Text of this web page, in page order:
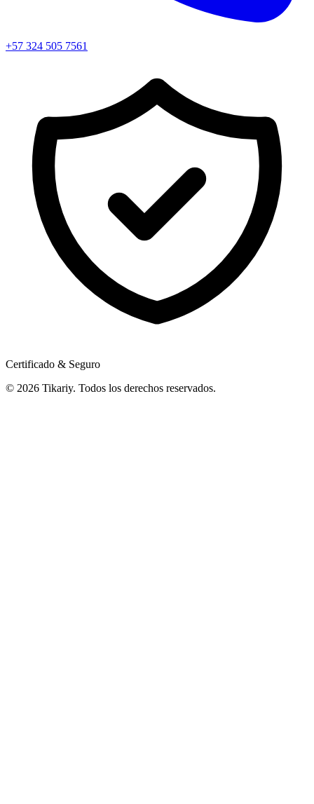
+57 324 505 7561
Certificado & Seguro
© 2026 Tikariy. Todos los derechos reservados.